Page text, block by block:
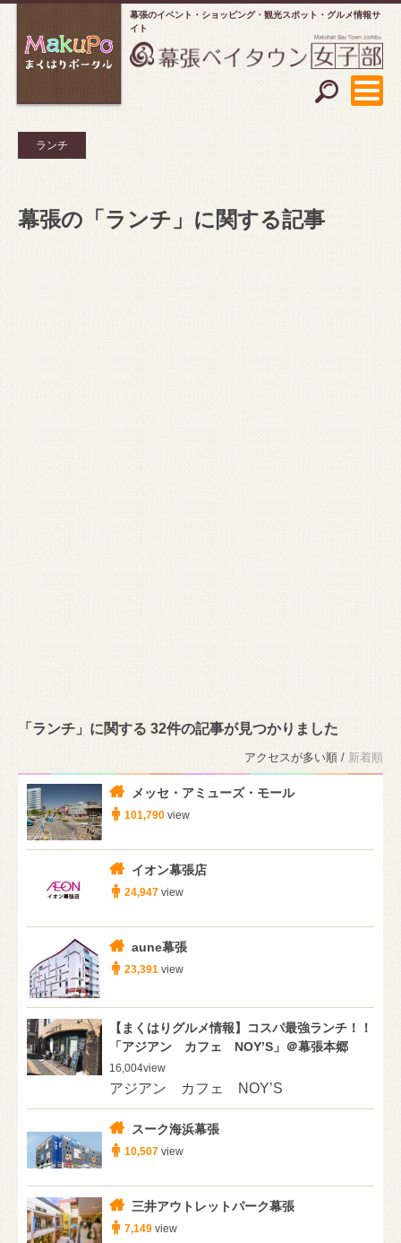
幕張のイベント・ショッピング
観光スポット・グルメ情報サ
イト
ランチ
幕張の「ランチ」に関する記事
「ランチ」に関する 32件の記事が見つかりました
アクセスが多い順 / 新着順
メッセ・アミューズ・モール
101,790 view
イオン幕張店
24,947 view
aune幕張
23,391 view
【まくはりグルメ情報】コスパ最強ランチ！！
「アジアン カフェ NOY’S」＠幕張本郷
16,004view
アジアン カフェ NOY’S
スーク海浜幕張
10,507 view
三井アウトレットパーク幕張
7,149 view